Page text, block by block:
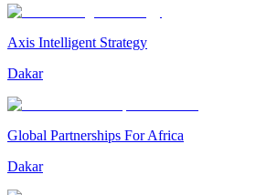
Axis Intelligent Strategy
Dakar
Global Partnerships For Africa
Dakar